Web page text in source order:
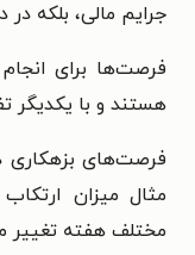
جرایم مالی، بلکه
فرصت‌‌‌‌‌ها برای
هستند و با یکدیگر
فرصت‌های بزهکاری
مثال میزان
مختلف هفته تغییر